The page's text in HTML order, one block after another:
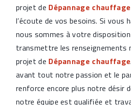
projet de Dépannage chauffage
l’écoute de vos besoins. Si vous
nous sommes à votre
transmettre les renseignements
projet de Dépannage chauffage
avant tout notre passion et le
renforce encore plus notre désir
notre équipe est qualifiée et